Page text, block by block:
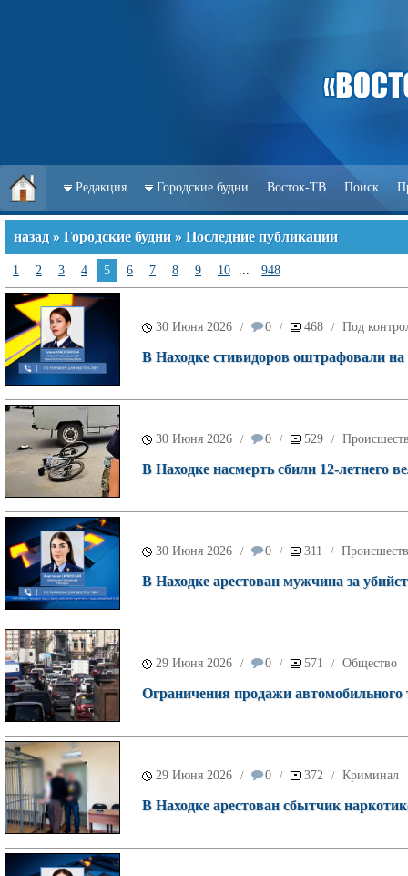
Редакция Городские будни Восток-ТВ Поиск
назад » Городские будни » Последние публикации
1 2 3 4 5 6 7 8 9 10 ... 948
30 Июня 2026 / 0 / 468 / Под
В Находке стивидоров оштрафовали
30 Июня 2026 / 0 / 529 /
В Находке насмерть сбили 12-летнего
30 Июня 2026 / 0 / 311 /
В Находке арестован мужчина за
29 Июня 2026 / 0 / 571 / Общество
Ограничения продажи
29 Июня 2026 / 0 / 372 / Криминал
В Находке арестован сбытчик